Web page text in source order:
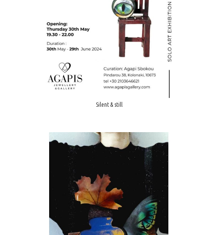
Silent & still